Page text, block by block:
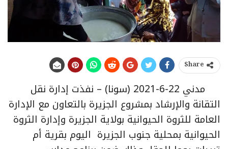
Share
مدني 22-6-2021 (سونا) – نفذت إدارة نقل
التقانة والإرشاد بمشروع الجزيرة بالتعاون مع الإدارة
العامة للثروة الحيوانية بولاية الجزيرة وإدارة الثروة
الحيوانية بمحلية جنوب الجزيرة اليوم بقرية أم